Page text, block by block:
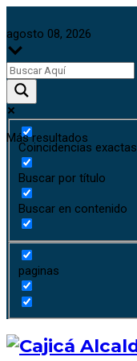
agosto 08, 2026
Más resultados
Coincidencias exactas
Buscar por título
Buscar en contenido
paginas